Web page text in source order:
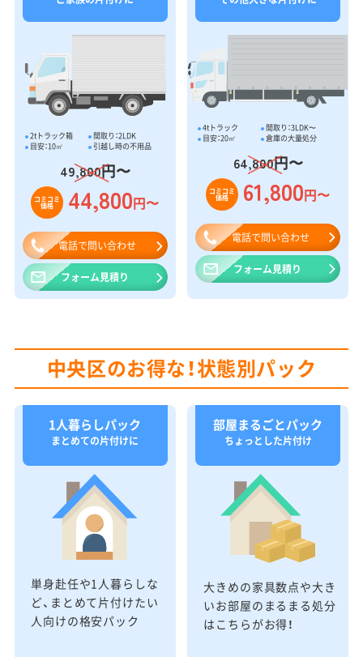
2tトラック箱
間取り：2LDK
目安：10㎥
引越し時の不用品
49,800円〜
コミコミ
価格 44,800円〜
電話で問い合わせ
フォーム見積り
4tトラック
間取り：3LDK〜
目安：20㎥
倉庫の大量処分
64,800円〜
コミコミ
価格 61,800円〜
電話で問い合わせ
フォーム見積り
中央区のお得な！状態別パック
1人暮らしパック
まとめての片付けに
単身赴任や1人暮らしな
ど、まとめて片付けたい
人向けの格安パック
部屋まるごとパック
ちょっとした片付け
大きめの家具数点や大き
いお部屋のまるまる処分
はこちらがお得！